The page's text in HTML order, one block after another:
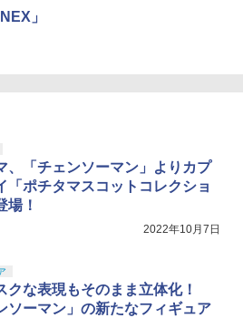
クション ホビー ギフト プレゼント
本セット】 2025年10月入荷分 実物
シュアファイア SF123A 純
ントリー最大10倍＆3％クーポン】
製 天然由来成分PLA配合 B
0.28g 約2400発 高精度 高真球 【あ
ラトミー(TAKARA TOMY) T-SPAR
NATIONS S.H.フィギュアー
殻機動隊 THE GHOST IN THE SHE
草薙素子 約140mm PVC&ABS製 塗
み可動フィギュア
スター 1/144スケール 色分け済みプ
Fate/Grand Order アルトリア・
スター 色分け済みプラモデル
接着剤 87003
ホビー用仕上材 B603
」
、「チェンソーマン」よりカプ
「ポチタマスコットコレクショ
場！
2022年10月7日
クな表現もそのまま立体化！
ソーマン」の新たなフィギュア